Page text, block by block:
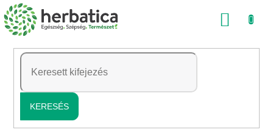
Ugrás
a
tartalomhoz
KERESÉS